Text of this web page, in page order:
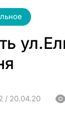
/ 20.04.20